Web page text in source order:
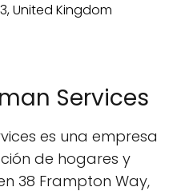
Services
es una empresa
de hogares y
38 Frampton Way,